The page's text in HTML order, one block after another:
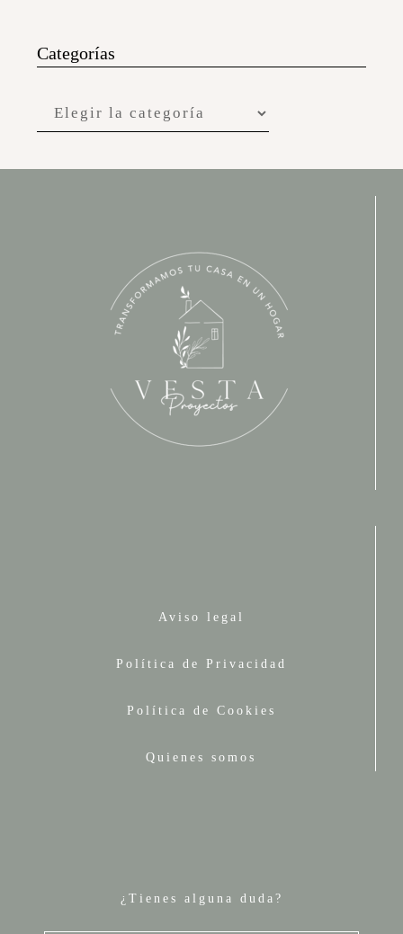
Categorías
Aviso legal
Política de Privacidad
Política de Cookies
Quienes somos
¿Tienes alguna duda?